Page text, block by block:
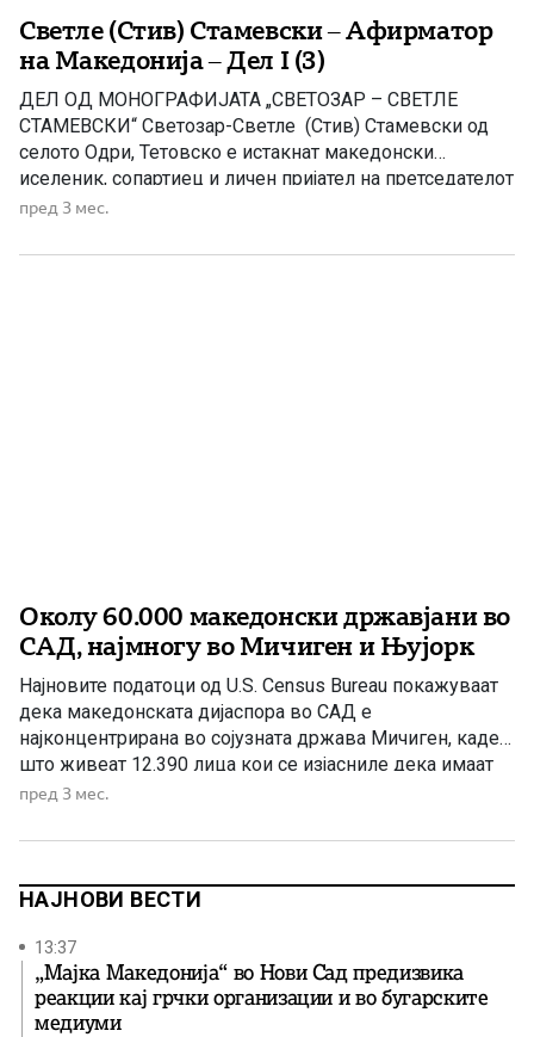
Светле (Стив) Стамевски – Афирматор
на Македонија – Дел I (3)
ДЕЛ ОД МОНОГРАФИЈАТА „СВЕТОЗАР – СВЕТЛЕ
СТАМЕВСКИ“ Светозар-Светле (Стив) Стамевски од
селото Одри, Тетовско е истакнат македонски
иселеник, сопартиец и личен пријател на претседателот
на САД, Џорџ Буш Јуниор и неговото семејство. Тој е
живот на Мичиген и црковното живеење на
пред 3 мес.
Околу 60.000 македонски државјани во
САД, најмногу во Мичиген и Њујорк
Најновите податоци од U.S. Census Bureau покажуваат
дека македонската дијаспора во САД е
најконцентрирана во сојузната држава Мичиген, каде
што живеат 12.390 лица кои се изјасниле дека имаат
македонско потекло. Веднаш зад неа е Њујорк со
Илиноис со 6.648. Значајни заедници има и во Њу
пред 3 мес.
НАЈНОВИ ВЕСТИ
13:37
„Мајка Македонија“ во Нови Сад предизвика
реакции кај грчки организации и во бугарските
медиуми